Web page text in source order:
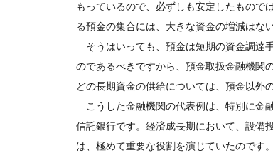
もっているので、必ずしも安定したもので
る預金の集合には、大きな資金の増減はな
そうはいっても、預金は短期の資金調達
のであるべきですから、預金取扱金融機関
どの長期資金の供給については、預金以外
こうした金融機関の代表例は、特別に金
信託銀行です。経済成長期において、設備
は、極めて重要な役割を演じていたのです。